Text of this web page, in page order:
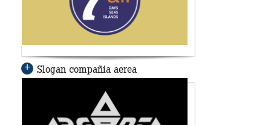
Slogan compañía aerea